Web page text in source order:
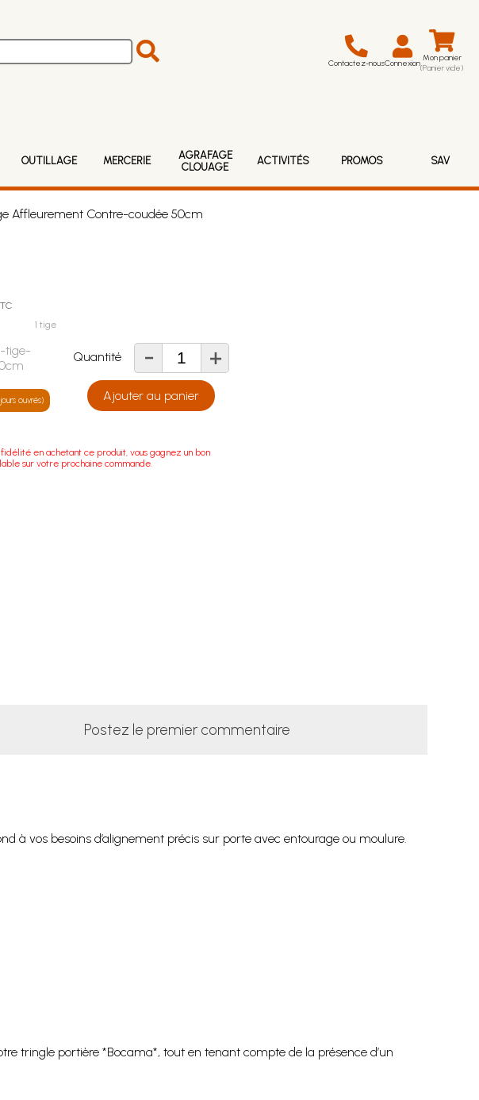
Contactez-nousConnexion Mon panier
(Panier vide)
OUTILLAGE MERCERIE
AGRAFAGE
CLOUAGE
ACTIVITÉS PROMOS SAV
Affleurement Contre-coudée 50cm
1 tige
tige-
ouvrés)
Quantité - +
Ajouter au panier
en achetant ce produit, vous gagnez un bon
sur votre prochaine commande.
Postez le premier commentaire
à vos besoins d’alignement précis sur porte avec entourage ou moulure.
tringle portière *Bocama*, tout en tenant compte de la présence d’un